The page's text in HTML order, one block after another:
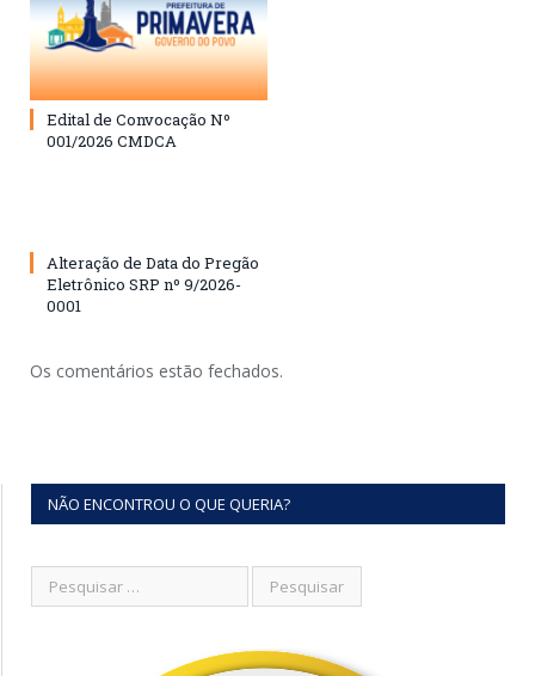
Edital de Convocação Nº
001/2026 CMDCA
Alteração de Data do Pregão
Eletrônico SRP nº 9/2026-
0001
Os comentários estão fechados.
NÃO ENCONTROU O QUE QUERIA?